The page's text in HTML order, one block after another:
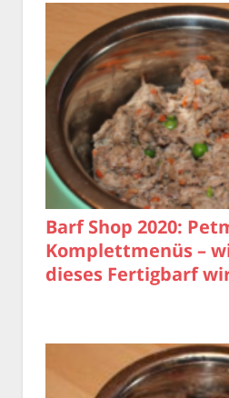
Barf Shop 2020:
Komplettmenüs –
dieses Fertigbarf